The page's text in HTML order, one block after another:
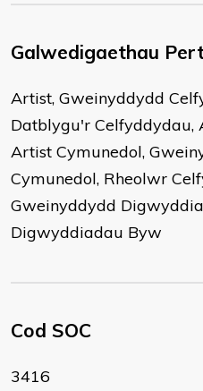
Galwedigaethau
Artist, Gweinyddydd
Datblygu'r Celfyddydau,
Artist Cymunedol,
Cymunedol, Rheolwr
Gweinyddydd
Digwyddiadau Byw
Cod SOC
3416